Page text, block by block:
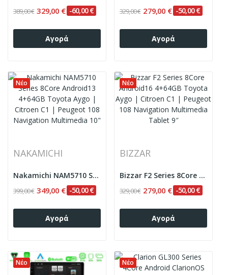
389,00 € 329,00 € -60,00 €
Αγορά
329,00 € 279,00 € -50,00 €
Αγορά
Νέο
NAKAMICHI
Nakamichi NAM5710 Series 8Core Android13 4+64GB...
399,00 € 349,00 € -50,00 €
Αγορά
Νέο
BIZZAR
Bizzar F2 Series 8Core Android16 4+64GB Toyota...
329,00 € 279,00 € -50,00 €
Αγορά
Νέο Νέο